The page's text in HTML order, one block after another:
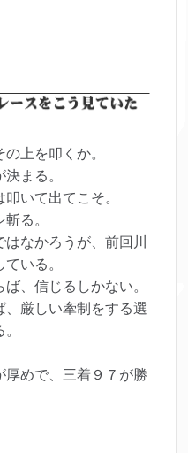
上を叩くか。
まる。
いて出てこそ。
る。
なかろうが、前回川
いる。
、信じるしかない。
厳しい牽制をする選
厚めで、三着９７が勝